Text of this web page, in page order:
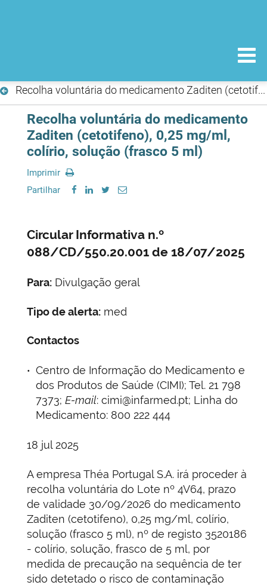
Recolha voluntária do medicamento Zaditen (cetotifeno), 0,25 mg/ml, colírio, solução (frasco 5 ml)
Recolha voluntária do medicamento
Zaditen (cetotifeno), 0,25 mg/ml,
colírio, solução (frasco 5 ml)
Imprimir
Partilhar
Circular Informativa n.º
088/CD/550.20.001 de 18/07/2025
Para: Divulgação geral
Tipo de alerta: med
Contactos
Centro de Informação do Medicamento e
dos Produtos de Saúde (CIMI); Tel. 21 798
7373; E-mail: cimi@infarmed.pt; Linha do
Medicamento: 800 222 444
18 jul 2025
A empresa Théa Portugal S.A. irá proceder à
recolha voluntária do Lote nº 4V64, prazo
de validade 30/09/2026 do medicamento
Zaditen (cetotifeno), 0,25 mg/ml, colírio,
solução (frasco 5 ml), nº de registo 3520186
- colírio, solução, frasco de 5 ml, por
medida de precaução na sequência de ter
sido detetado o risco de contaminação